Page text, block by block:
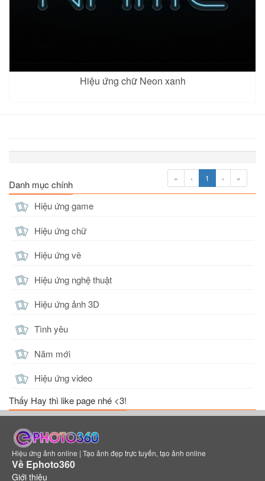
Hiệu ứng chữ Neon xanh
« ‹ 1 › »
Danh mục chính
Hiệu ứng game
Hiệu ứng chữ
Hiệu ứng vẽ
Hiệu ứng nghệ thuật
Hiệu ứng ảnh 3D
Tình yêu
Năm mới
Hiệu ứng video
Thấy Hay thì like page nhé <3!
Hiệu ứng ảnh online | Tạo ảnh đẹp trực tuyến, tạo ảnh online
Về Ephoto360
Giới thiệu